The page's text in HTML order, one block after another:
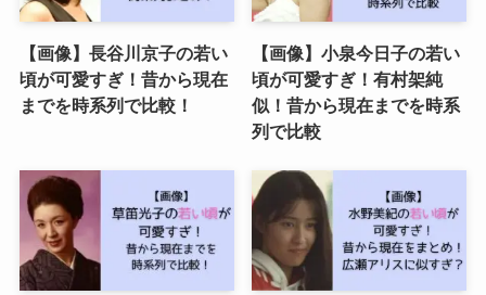
【画像】長谷川京子の若い
頃が可愛すぎ！昔から現在
までを時系列で比較！
【画像】小泉今日子の若い
頃が可愛すぎ！有村架純
似！昔から現在までを時系
列で比較